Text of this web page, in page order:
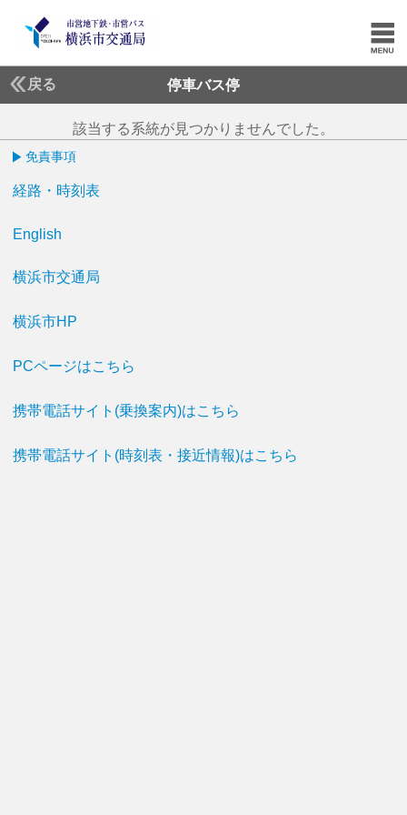
戻る 停車バス停
該当する系統が見つかりませんでした。
免責事項
経路・時刻表
English
横浜市交通局
横浜市HP
PCページはこちら
携帯電話サイト(乗換案内)はこちら
携帯電話サイト(時刻表・接近情報)はこちら